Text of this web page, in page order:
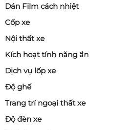
Dán Film cách nhiệt
Cốp xe
Nội thất xe
Kích hoạt tính năng ẩn
Dịch vụ lốp xe
Độ ghế
Trang trí ngoại thất xe
Độ đèn xe